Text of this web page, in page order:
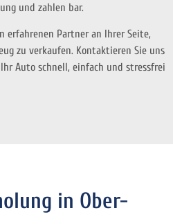
und zahlen bar.
erfahrenen Partner an Ihrer Seite,
zu verkaufen. Kontaktieren Sie uns
Auto schnell, einfach und stressfrei
in Ober-